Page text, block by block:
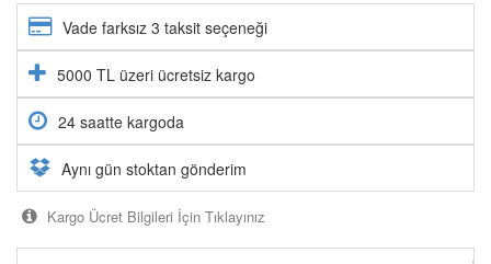
Vade farksız 3 taksit seçeneği
5000 TL üzeri ücretsiz kargo
24 saatte kargoda
Aynı gün stoktan gönderim
Kargo Ücret Bilgileri İçin Tıklayınız